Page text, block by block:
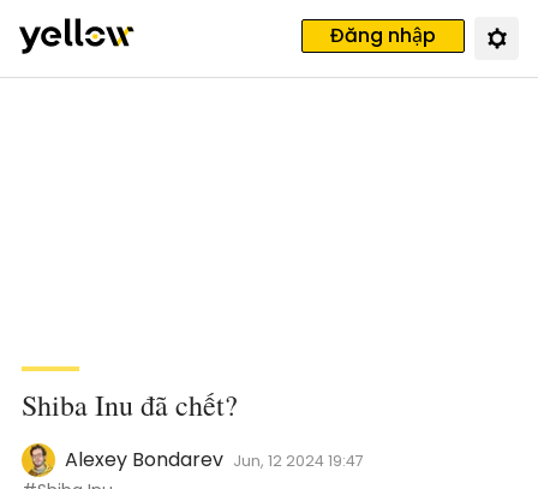
Đăng nhập
Shiba Inu đã chết?
Alexey Bondarev Jun, 12 2024 19:47